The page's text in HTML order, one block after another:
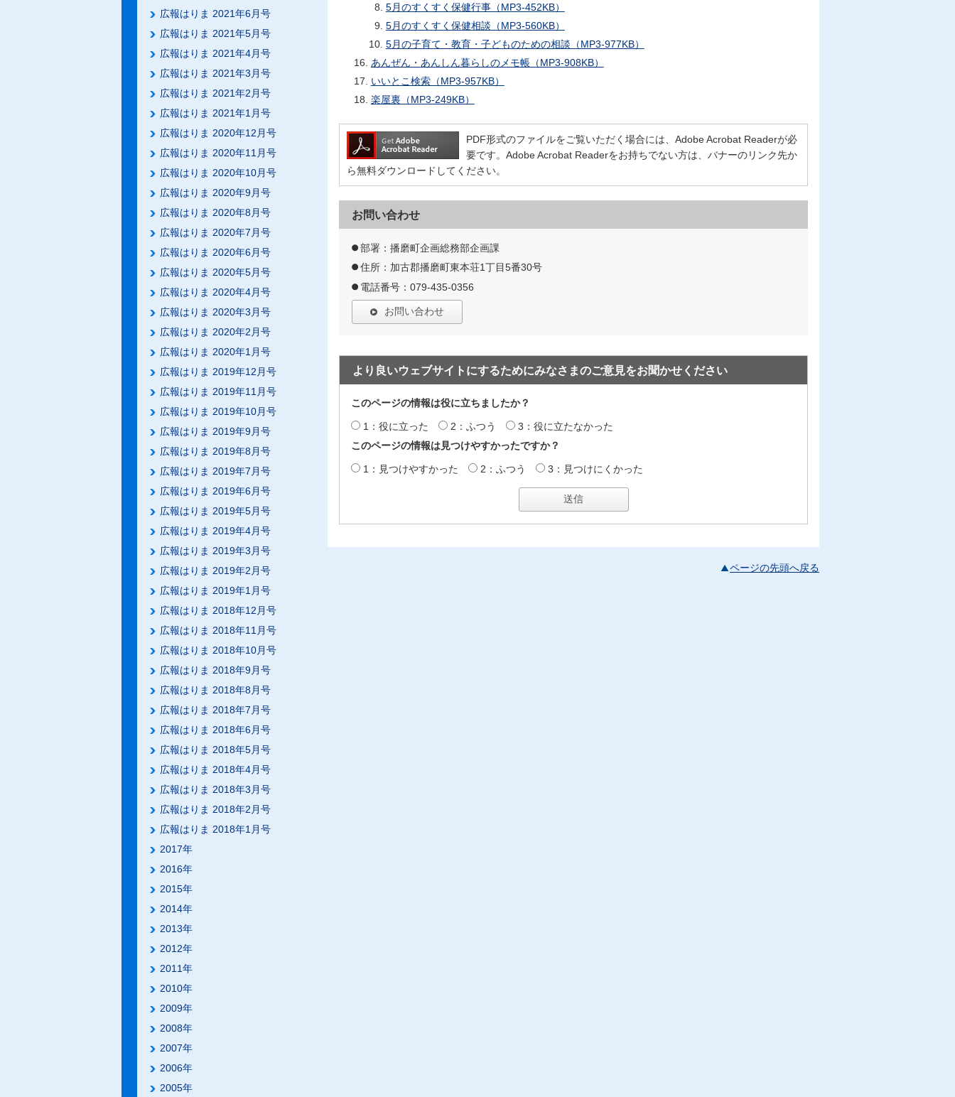
広報はりま 2021年6月号
広報はりま 2021年5月号
広報はりま 2021年4月号
広報はりま 2021年3月号
広報はりま 2021年2月号
広報はりま 2021年1月号
広報はりま 2020年12月号
広報はりま 2020年11月号
広報はりま 2020年10月号
広報はりま 2020年9月号
広報はりま 2020年8月号
広報はりま 2020年7月号
広報はりま 2020年6月号
広報はりま 2020年5月号
広報はりま 2020年4月号
広報はりま 2020年3月号
広報はりま 2020年2月号
広報はりま 2020年1月号
広報はりま 2019年12月号
広報はりま 2019年11月号
広報はりま 2019年10月号
広報はりま 2019年9月号
広報はりま 2019年8月号
広報はりま 2019年7月号
広報はりま 2019年6月号
広報はりま 2019年5月号
広報はりま 2019年4月号
広報はりま 2019年3月号
広報はりま 2019年2月号
広報はりま 2019年1月号
広報はりま 2018年12月号
広報はりま 2018年11月号
広報はりま 2018年10月号
広報はりま 2018年9月号
広報はりま 2018年8月号
広報はりま 2018年7月号
広報はりま 2018年6月号
広報はりま 2018年5月号
広報はりま 2018年4月号
広報はりま 2018年3月号
広報はりま 2018年2月号
広報はりま 2018年1月号
2017年
2016年
2015年
2014年
2013年
2012年
2011年
2010年
2009年
2008年
2007年
2006年
2005年
5月のすくすく保健行事（MP3-452KB）
5月のすくすく保健相談（MP3-560KB）
5月の子育て・教育・子どものための相談（MP3-977KB）
あんぜん・あんしん暮らしのメモ帳（MP3-908KB）
いいとこ検索（MP3-957KB）
楽屋裏（MP3-249KB）
PDF形式のファイルをご覧いただく場合には、Adobe Acrobat Readerが必
要です。Adobe Acrobat Readerをお持ちでない方は、バナーのリンク先か
ら無料ダウンロードしてください。
お問い合わせ
部署：播磨町企画総務部企画課
住所：加古郡播磨町東本荘1丁目5番30号
電話番号：079-435-0356
お問い合わせ
より良いウェブサイトにするためにみなさまのご意見をお聞かせください
このページの情報は役に立ちましたか？
1：役に立った 2：ふつう
3：役に立たなかった
このページの情報は見つけやすかったですか？
1：見つけやすかった 2：ふつう 3：見つけにくかった
ページの先頭へ戻る